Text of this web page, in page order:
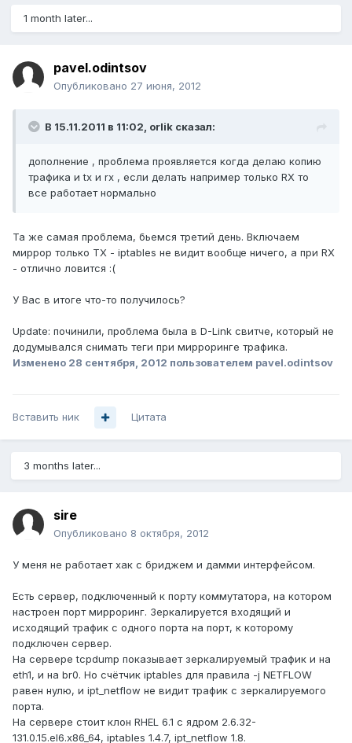
1 month later...
pavel.odintsov
Опубликовано 27 июня, 2012
В 15.11.2011 в 11:02, orlik сказал:
дополнение , проблема проявляется когда делаю копию
трафика и tx и rx , если делать например только RX то
все работает нормально
Та же самая проблема, бьемся третий день. Включаем
миррор только TX - iptables не видит вообще ничего, а при RX
- отлично ловится :(
У Вас в итоге что-то получилось?
Update: починили, проблема была в D-Link свитче, который не
додумывался снимать теги при мирроринге трафика.
Изменено 28 сентября, 2012 пользователем pavel.odintsov
Вставить ник Цитата
3 months later...
sire
Опубликовано 8 октября, 2012
У меня не работает хак с бриджем и дамми интерфейсом.
Есть сервер, подключенный к порту коммутатора, на котором
настроен порт мирроринг. Зеркалируется входящий и
исходящий трафик с одного порта на порт, к которому
подключен сервер.
На сервере tcpdump показывает зеркалируемый трафик и на
eth1, и на br0. Но счётчик iptables для правила -j NETFLOW
равен нулю, и ipt_netflow не видит трафик с зеркалируемого
порта.
На сервере стоит клон RHEL 6.1 с ядром 2.6.32-
131.0.15.el6.x86_64, iptables 1.4.7, ipt_netflow 1.8.